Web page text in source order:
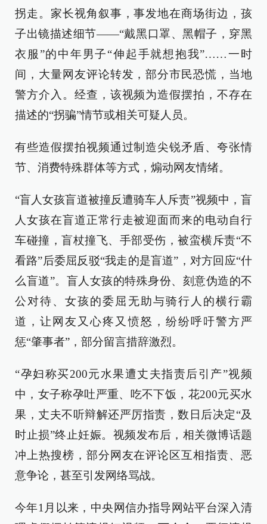
拐走。家长视角叙事，事发地在商场街边，孩
子出镜描述细节——“戴黑口罩、黑帽子，穿黑
衣服”的中年男子“伸起手就想抱我”……一时
间，大量网友评论转发，部分市民恐慌，当地
警方介入。经查，该视频为造假摆拍，不存在
描述的“拐骗”情节或相关可疑人员。
有些造假摆拍视频通过制造尖锐矛盾、夸张情
节、消费特殊群体等方式，煽动网友情绪。
“盲人女孩盲道被撞反遭骑车人斥责”视频中，盲
人女孩在盲道正常行走被迎面而来的电动自行
车碰撞，盲杖撞飞、手部受伤，被蛮横斥责“不
看路”后委屈反驳“我走的是盲道”，对方回应“什
么盲道”。盲人女孩的特殊身份、刻意伪造的不
公对待、女孩的委屈无助与骑行人的横行霸
道，让网友又心疼又愤怒，纷纷呼吁警方严
惩“肇事者”，部分留言措辞激烈。
“孕妇称买200元水果遭丈夫指责后引产”视频
中，女子称孕吐严重、吃不下饭，花200元买水
果，丈夫不听辩解还严厉指责，数日后决定“及
时止损”终止妊娠。视频发布后，相关微博话题
冲上热搜榜，部分网友在评论区互相指责、恶
意争论，甚至引发网络骂战。
今年1月以来，中央网信办指导网站平台深入清